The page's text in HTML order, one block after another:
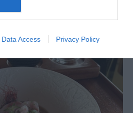
Data Access Privacy Policy